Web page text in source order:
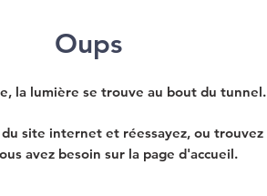
Oups
la lumière se trouve au bout du tunnel.
du site internet et réessayez, ou trouvez
avez besoin sur la page d'accueil.